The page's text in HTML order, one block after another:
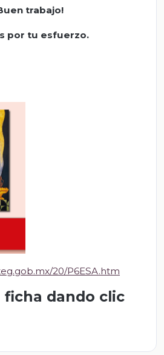
trabajo!
por tu esfuerzo.
20/P6ESA.htm
ficha dando clic